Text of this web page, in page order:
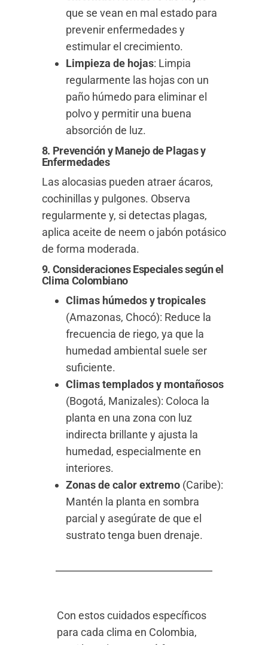
que se vean en mal estado para
prevenir enfermedades y
estimular el crecimiento.
Limpieza de hojas: Limpia
regularmente las hojas con un
paño húmedo para eliminar el
polvo y permitir una buena
absorción de luz.
8. Prevención y Manejo de Plagas y
Enfermedades
Las alocasias pueden atraer ácaros,
cochinillas y pulgones. Observa
regularmente y, si detectas plagas,
aplica aceite de neem o jabón potásico
de forma moderada.
9. Consideraciones Especiales según el
Clima Colombiano
Climas húmedos y tropicales
(Amazonas, Chocó): Reduce la
frecuencia de riego, ya que la
humedad ambiental suele ser
suficiente.
Climas templados y montañosos
(Bogotá, Manizales): Coloca la
planta en una zona con luz
indirecta brillante y ajusta la
humedad, especialmente en
interiores.
Zonas de calor extremo(Caribe):
Mantén la planta en sombra
parcial y asegúrate de que el
sustrato tenga buen drenaje.
Con estos cuidados específicos
para cada clima en Colombia,